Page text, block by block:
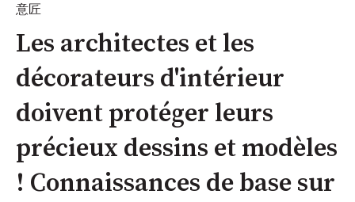
意匠
Les architectes et les
décorateurs d'intérieur
doivent protéger leurs
précieux dessins et modèles
! Connaissances de base sur